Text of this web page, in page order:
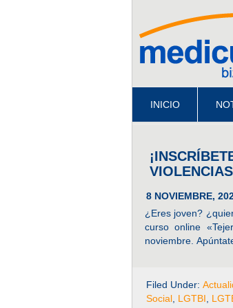
INICIO
8 NOVIEMBRE,
¿Eres joven?
curso online
noviembre.
Filed Under:
Social LGTBI